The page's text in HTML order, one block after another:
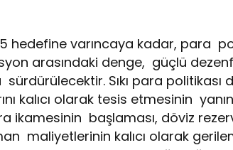
5 hedefine varıncaya kadar, para
arasındaki denge, güçlü
sürdürülecektir. Sıkı para politikası
kalıcı olarak tesis etmesinin
ikamesinin başlaması, döviz
maliyetlerinin kalıcı olarak